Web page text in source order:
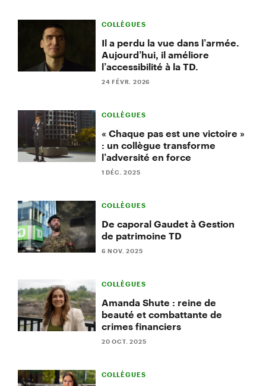
Pourquoi
demandé
ma
grossesse
COLLÈGUES
Il a perdu la vue dans l’armée.
Aujourd’hui, il améliore
l’accessibilité à la TD.
24 FÉVR. 2026
COLLÈGUES
« Chaque pas est une victoire »
: un collègue transforme
l’adversité en force
1 DÉC. 2025
COLLÈGUES
De caporal Gaudet à Gestion
de patrimoine TD
6 NOV. 2025
COLLÈGUES
Amanda Shute : reine de
beauté et combattante de
crimes financiers
20 OCT. 2025
COLLÈGUES